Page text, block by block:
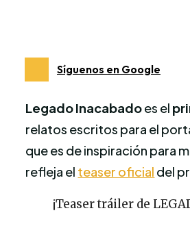
Síguenos en Google
Legado Inacabadoes el
relatos escritos para el
que es de inspiración para
refleja el teaser oficial del
¡Teaser tráiler de